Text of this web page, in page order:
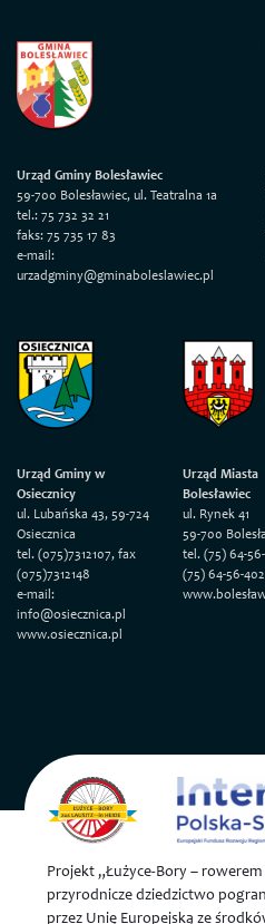
Urząd Gminy Bolesławiec
59-700 Bolesławiec, ul. Teatralna 1a
tel.: 75 732 32 21
faks: 75 735 17 83
e-mail:
urzadgminy@gminaboleslawiec.pl
Urząd Gminy w
Osiecznicy
ul. Lubańska 43, 59-724
Osiecznica
tel. (075)7312107, fax
(075)7312148
e-mail:
info@osiecznica.pl
www.osiecznica.pl
Urząd Miasta
Bolesławiec
ul. Rynek 41
59-700
tel. (75) 64-
(75) 64-56-402
Projekt „Łużyce-Bory –
przyrodnicze dziedzictwo
przez Unię Europejską ze